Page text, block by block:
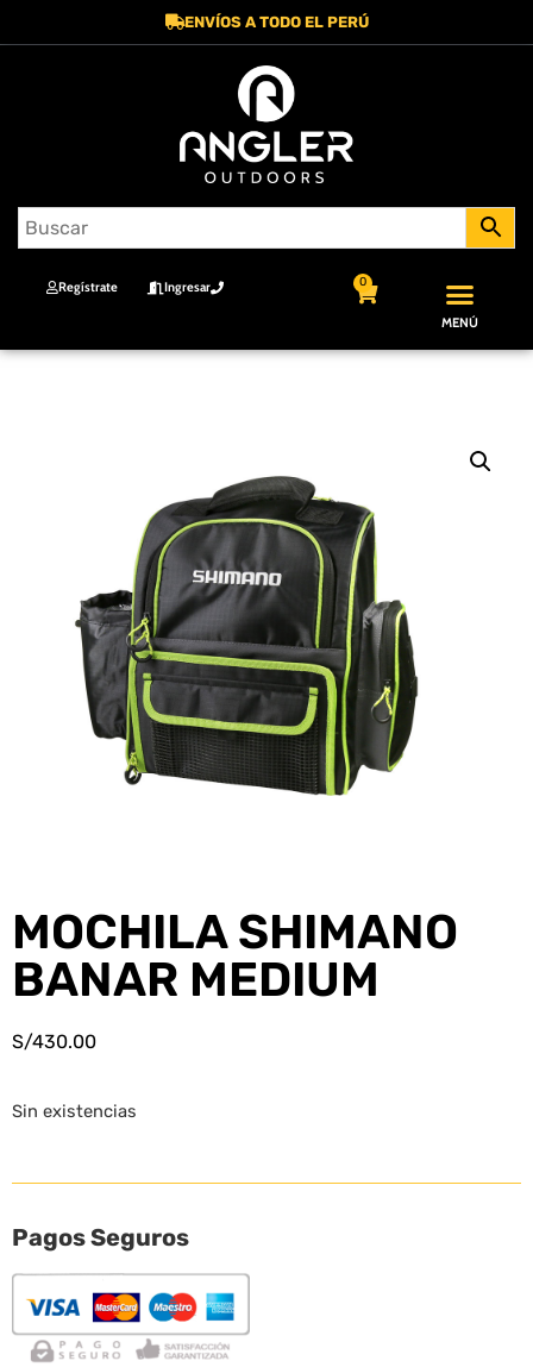
ENVÍOS A TODO EL PERÚ
Regístrate Ingresar 0
MENÚ
MOCHILA SHIMANO
BANAR MEDIUM
S/430.00
Sin existencias
Pagos Seguros